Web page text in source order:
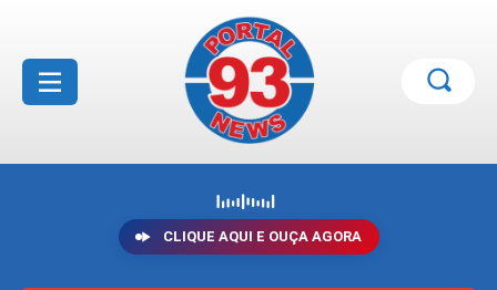
CLIQUE AQUI E OUÇA AGORA